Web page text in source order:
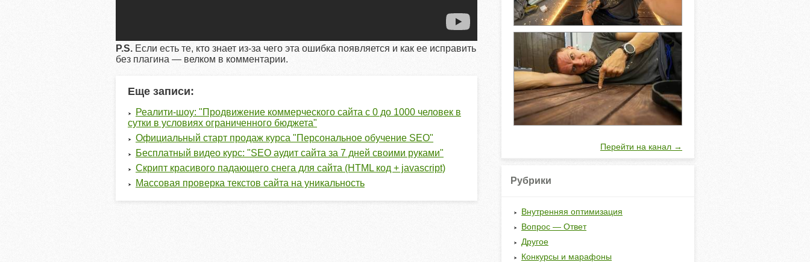
P.S. Если есть те, кто знает из-за чего эта ошибка появляется и как ее исправить
без плагина — велком в комментарии.
Еще записи:
Реалити-шоу: "Продвижение коммерческого сайта с 0 до 1000 человек в
сутки в условиях ограниченного бюджета"
Официальный старт продаж курса "Персональное обучение SEO"
Бесплатный видео курс: "SEO аудит сайта за 7 дней своими руками"
Скрипт красивого падающего снега для сайта (HTML код + javascript)
Массовая проверка текстов сайта на уникальность
Перейти на канал →
Рубрики
Внутренняя оптимизация
Вопрос — Ответ
Другое
Конкурсы и марафоны